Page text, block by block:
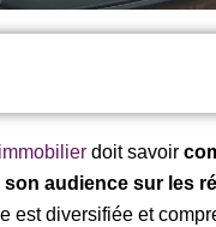
doit savoir
audience sur les
est diversifiée et